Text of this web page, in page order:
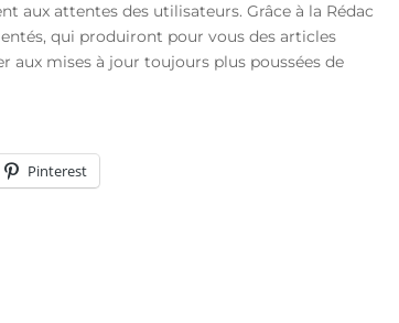
aux attentes des utilisateurs. Grâce à la Rédac
qui produiront pour vous des articles
aux mises à jour toujours plus poussées de
Pinterest